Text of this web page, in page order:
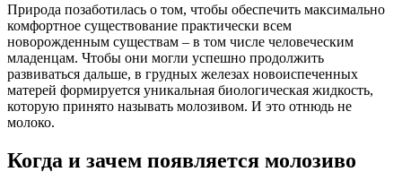
Природа позаботилась о том, чтобы обеспечить максимально
комфортное существование практически всем
новорожденным существам – в том числе человеческим
младенцам. Чтобы они могли успешно продолжить
развиваться дальше, в грудных железах новоиспеченных
матерей формируется уникальная биологическая жидкость,
которую принято называть молозивом. И это отнюдь не
молоко.
Когда и зачем появляется молозиво